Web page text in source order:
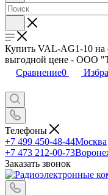
Купить VAL-AG1-10 на
выгодной цене - ООО
Сравнение0
Телефоны
+7 499 450-48-44Москва
+7 473 212-00-73
Заказать звонок